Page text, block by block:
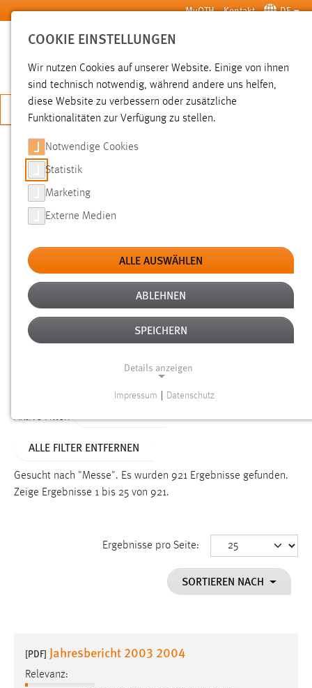
Zum Hauptinhalt springen MyOTH Kontakt DE
SUCHE
JETZT BEWERBEN
SUCHE
FILTER
Typ
Erstellungsdatum
Alter
Aktive Filter:
ALLE FILTER ENTFERNEN
Gesucht nach "Messe". Es wurden 921 Ergebnisse gefunden.
Zeige Ergebnisse 1 bis 25 von 921.
Ergebnisse pro Seite:
SORTIEREN NACH
[PDF] Jahresbericht 2003 2004
Relevanz:
COOKIE EINSTELLUNGEN
Wir nutzen Cookies auf unserer Website. Einige von ihnen
sind technisch notwendig, während andere uns helfen,
diese Website zu verbessern oder zusätzliche
Funktionalitäten zur Verfügung zu stellen.
Notwendige Cookies
Statistik
Marketing
Externe Medien
ALLE AUSWÄHLEN
ABLEHNEN
SPEICHERN
Details anzeigen
Funktionen und sind für die einwandfreie Funktion der
Einverständnis
cookie_consent
Dieser Cookie speichert die ausgewählten Einverständnis-
Performance
Impressum Datenschutz